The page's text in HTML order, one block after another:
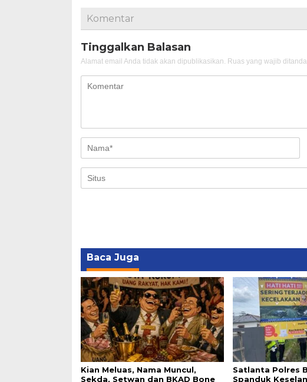
Komentar
Tinggalkan Balasan
Alamat email Anda tidak akan dipublikasikan. Ruas yang wajib
Baca Juga
Kian Meluas, Nama Muncul,
Sekda, Setwan dan BKAD Bone
Satlanta Polres
Spanduk